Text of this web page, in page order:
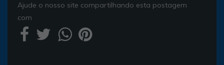
Ajude o nosso site compartilhando esta postagem
com